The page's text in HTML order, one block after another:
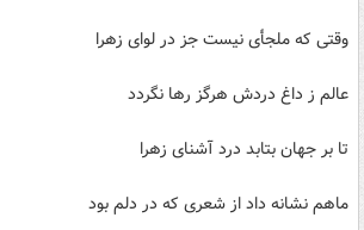
وقتی که ملجأی نیست جز در لوای زهرا
عالم ز داغ دردش هرگز رها نگردد
تا بر جهان بتابد درد آشنای زهرا
ماهم نشانه داد از شعری که در دلم بود